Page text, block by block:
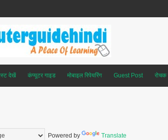
देखें कंप्यूटर गाइड मोबाइल रिपेयरिंग Guest Post रोचक
Powered by Translate